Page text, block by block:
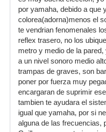
por yamaha, debido a que
colorea(adorna)menos el
te vendrian fenomenales
reflex trasero, no los
metro y medio de la
a un nivel sonoro medio
trampas de graves, son
poner por fuerza muy
encargaran de suprimir
tambien te ayudara el
igual que yamaha, por si
alguna de las frecuencias,